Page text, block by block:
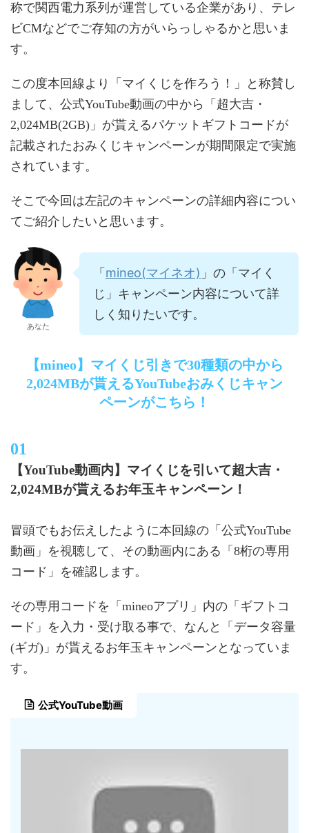
称で関西電力系列が運営している企業があり、テレ
ビCMなどでご存知の方がいらっしゃるかと思いま
す。
この度本回線より「マイくじを作ろう！」と称賛し
まして、公式YouTube動画の中から「超大吉・
2,024MB(2GB)」が貰えるパケットギフトコードが
記載されたおみくじキャンペーンが期間限定で実施
されています。
そこで今回は左記のキャンペーンの詳細内容につい
てご紹介したいと思います。
あなた
「 mineo(マイネオ) 」の「マイく
じ」キャンペーン内容について詳
しく知りたいです。
【mineo】マイくじ引きで30種類の中から
2,024MBが貰えるYouTubeおみくじキャン
ペーンがこちら！
【YouTube動画内】マイくじを引いて超大吉・
2,024MBが貰えるお年玉キャンペーン！
冒頭でもお伝えしたように本回線の「公式YouTube
動画」を視聴して、その動画内にある「8桁の専用
コード」を確認します。
その専用コードを「mineoアプリ」内の「ギフトコ
ード」を入力・受け取る事で、なんと「データ容量
(ギガ)」が貰えるお年玉キャンペーンとなっていま
す。
公式YouTube動画